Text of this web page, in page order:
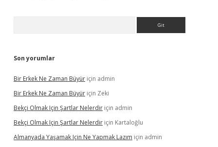
Son yorumlar
Bir Erkek Ne Zaman Büyür için admin
Bir Erkek Ne Zaman Büyür için Zeki
Bekçi Olmak Için Şartlar Nelerdir için admin
Bekçi Olmak Için Şartlar Nelerdir için Kartaloğlu
Almanyada Yaşamak Için Ne Yapmak Lazım için admin